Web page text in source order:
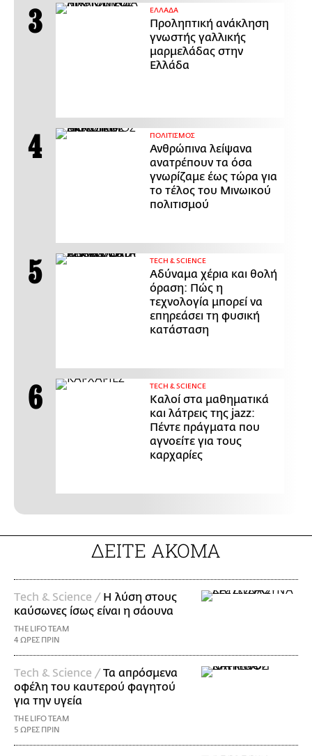
ΕΛΛΑΔΑ
Προληπτική ανάκληση
γνωστής γαλλικής
μαρμελάδας στην
Ελλάδα
ΠΟΛΙΤΙΣΜΟΣ
Ανθρώπινα λείψανα
ανατρέπουν τα όσα
γνωρίζαμε έως τώρα για
το τέλος του Μινωικού
πολιτισμού
ΤECH & SCIENCE
Αδύναμα χέρια και θολή
όραση: Πώς η
τεχνολογία μπορεί να
επηρεάσει τη φυσική
κατάσταση
ΤECH & SCIENCE
Καλοί στα μαθηματικά
και λάτρεις της jazz:
Πέντε πράγματα που
αγνοείτε για τους
καρχαρίες
ΔΕΙΤΕ ΑΚΟΜΑ
Τech & Science / Η λύση στους
καύσωνες ίσως είναι η σάουνα
THE LIFO TEAM
4 ΩΡΕΣ ΠΡΙΝ
Τech & Science / Τα απρόσμενα
οφέλη του καυτερού φαγητού
για την υγεία
THE LIFO TEAM
5 ΩΡΕΣ ΠΡΙΝ